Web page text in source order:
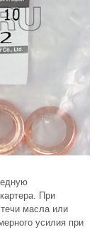
При
масла или
усилия при